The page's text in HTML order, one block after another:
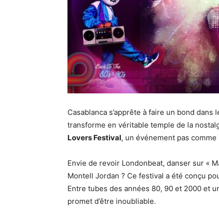
Casablanca s’apprête à faire un bond
transforme en véritable temple de la
Lovers Festival, un événement pas
Envie de revoir Londonbeat, danser sur «
Montell Jordan ? Ce festival a été conçu
Entre tubes des années 80, 90 et 2000 et
promet d’être inoubliable.